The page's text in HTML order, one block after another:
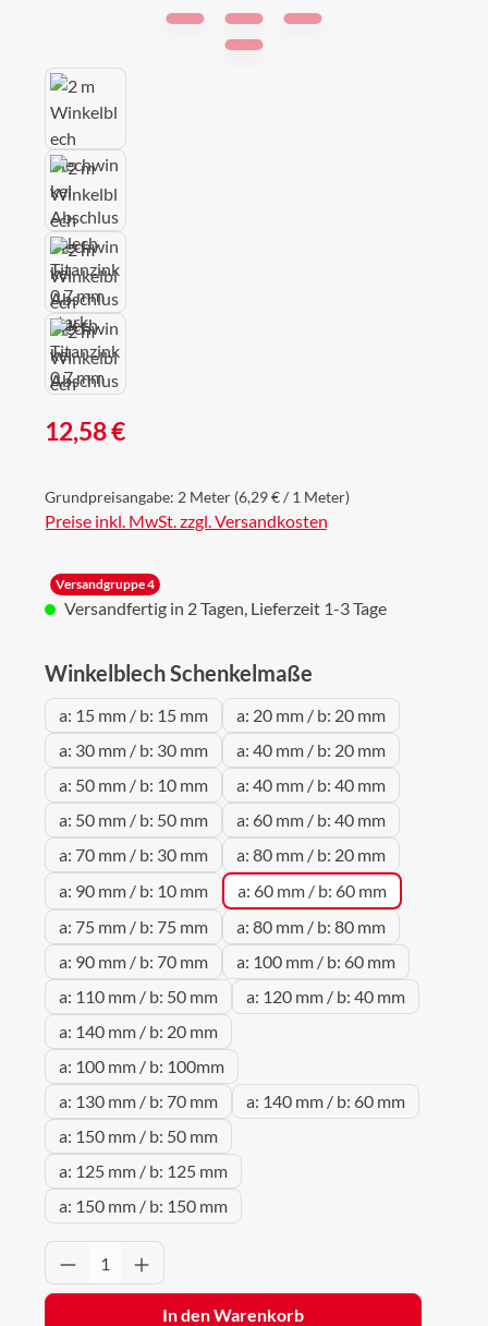
Regulärer Preis:
12,58 €
Grundpreisangabe: 2 Meter (6,29 € / 1 Meter)
Preise inkl. MwSt. zzgl. Versandkosten
Versandgruppe 4
Versandfertig in 2 Tagen, Lieferzeit 1-3 Tage
Winkelblech Schenkelmaße
a: 15 mm / b: 15 mm
a: 20 mm / b: 20 mm
a: 30 mm / b: 30 mm
a: 40 mm / b: 20 mm
a: 50 mm / b: 10 mm
a: 40 mm / b: 40 mm
a: 50 mm / b: 50 mm
a: 60 mm / b: 40 mm
a: 70 mm / b: 30 mm
a: 80 mm / b: 20 mm
a: 90 mm / b: 10 mm
a: 60 mm / b: 60 mm
a: 75 mm / b: 75 mm
a: 80 mm / b: 80 mm
a: 90 mm / b: 70 mm
a: 100 mm / b: 60 mm
a: 110 mm / b: 50 mm
a: 120 mm / b: 40 mm
a: 140 mm / b: 20 mm
a: 100 mm / b: 100mm
a: 130 mm / b: 70 mm
a: 140 mm / b: 60 mm
a: 150 mm / b: 50 mm
a: 125 mm / b: 125 mm
a: 150 mm / b: 150 mm
Produkt Anzahl: Gib den gewünschten
In den Warenkorb